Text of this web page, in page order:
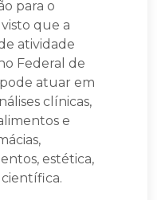
para o
que a
atividade
Federal de
atuar em
clínicas,
e
estética,